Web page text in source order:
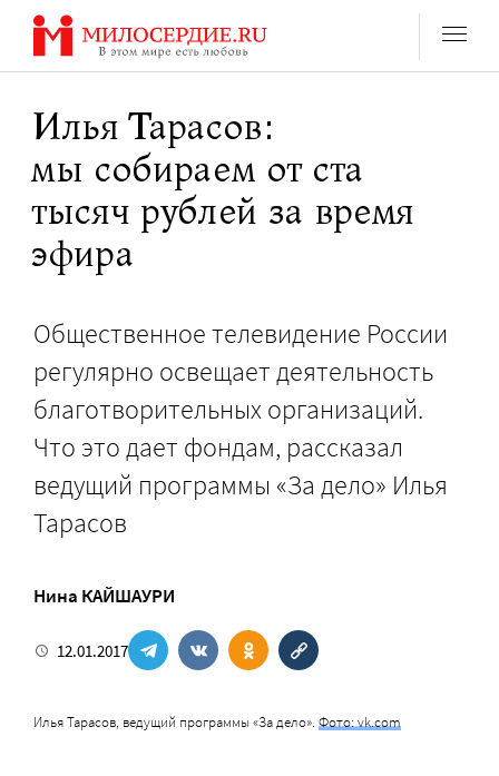
Перейти
содержанию
Илья Тарасов:
мы собираем от ста
тысяч рублей за время
эфира
Общественное телевидение России
регулярно освещает деятельность
благотворительных организаций.
Что это дает фондам, рассказал
ведущий программы «За дело» Илья
Тарасов
Нина КАЙШАУРИ
12.01.2017
Илья Тарасов, ведущий программы «За дело». Фото: vk.com